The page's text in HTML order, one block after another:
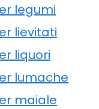
legumi
lievitati
liquori
lumache
maiale